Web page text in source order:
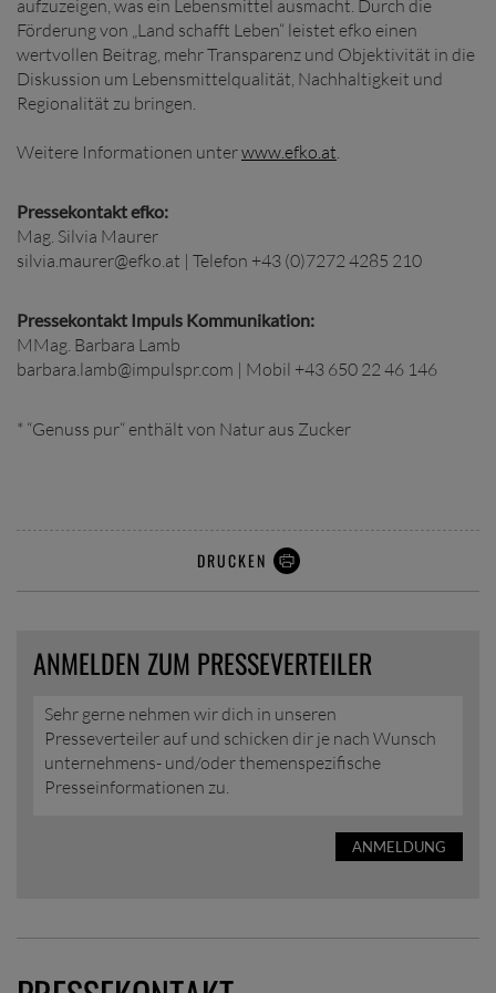
aufzuzeigen, was ein Lebensmittel ausmacht. Durch die
Förderung von „Land schafft Leben“ leistet efko einen
wertvollen Beitrag, mehr Transparenz und Objektivität in die
Diskussion um Lebensmittelqualität, Nachhaltigkeit und
Regionalität zu bringen.
Weitere Informationen unterwww.efko.at.
Pressekontakt efko:
Mag. Silvia Maurer
silvia.maurer@efko.at | Telefon +43 (0)7272 4285 210
Pressekontakt Impuls Kommunikation:
MMag. Barbara Lamb
barbara.lamb@impulspr.com | Mobil +43 650 22 46 146
* “Genuss pur“ enthält von Natur aus Zucker
DRUCKEN
ANMELDEN ZUM PRESSEVERTEILER
Sehr gerne nehmen wir dich in unseren
Presseverteiler auf und schicken dir je nach Wunsch
unternehmens- und/oder themenspezifische
Presseinformationen zu.
ANMELDUNG